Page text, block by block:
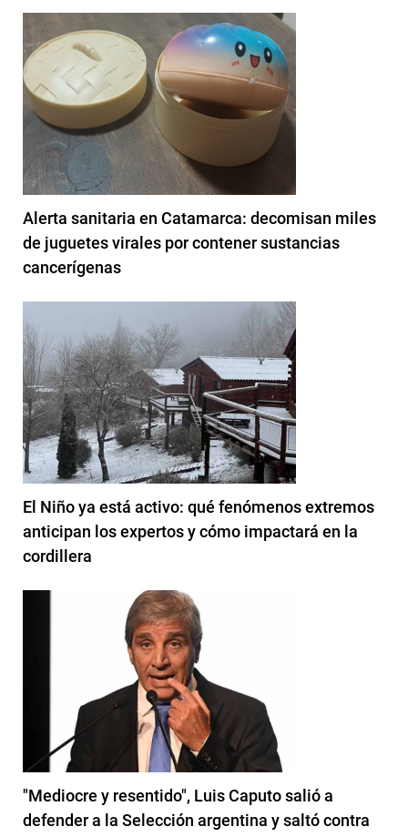
Alerta sanitaria en Catamarca: decomisan miles
de juguetes virales por contener sustancias
cancerígenas
El Niño ya está activo: qué fenómenos extremos
anticipan los expertos y cómo impactará en la
cordillera
"Mediocre y resentido", Luis Caputo salió a
defender a la Selección argentina y saltó contra